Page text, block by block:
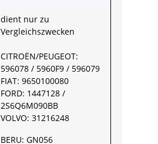
dient nur zu
Vergleichszwecken
CITROËN/PEUGEOT:
596078 / 5960F9 / 596079
FIAT: 9650100080
FORD: 1447128 /
2S6Q6M090BB
VOLVO: 31216248
BERU: GN056